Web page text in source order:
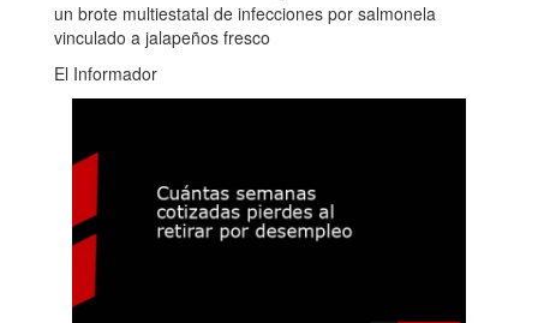
un brote multiestatal de infecciones por salmonela
vinculado a jalapeños fresco
El Informador